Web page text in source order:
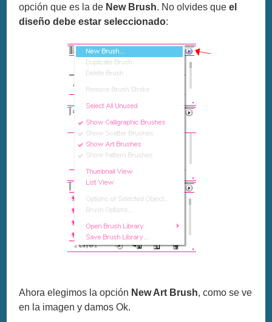
opción que es la de New Brush. No olvides queel
diseño debe estar seleccionado:
Ahora elegimos la opción New Art Brush, como se ve
en la imagen y damos Ok.